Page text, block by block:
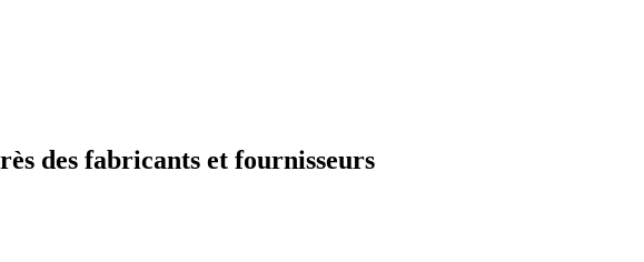
des fabricants et fournisseurs